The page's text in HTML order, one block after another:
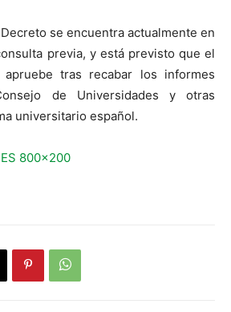
se encuentra actualmente en
previa, y está previsto que el
tras recabar los informes
de Universidades y otras
universitario español.